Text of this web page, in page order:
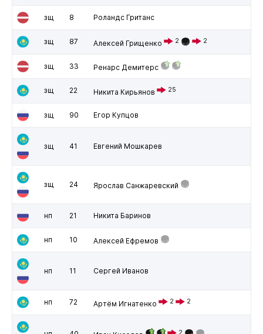
зщ 8 Роландс Гританс
зщ 87 Алексей Грищенко 2 2
зщ 33 Ренарс Демитерс
зщ 22 Никита Кирьянов 25
зщ 90 Егор Купцов
зщ 41 Евгений Мошкарев
зщ 24 Ярослав Санжаревский
нп 21 Никита Баринов
нп 10 Алексей Ефремов
нп 11 Сергей Иванов
нп 72 Артём Игнатенко 2 2
2